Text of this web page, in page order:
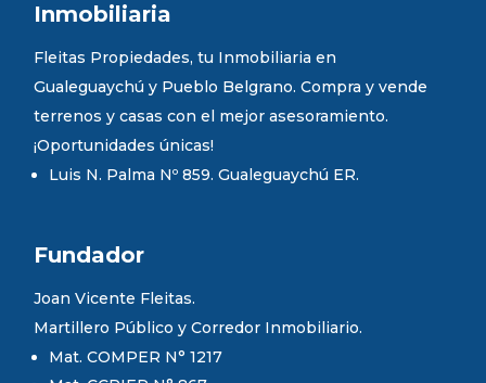
Inmobiliaria
Fleitas Propiedades, tu Inmobiliaria en
Gualeguaychú y Pueblo Belgrano. Compra y vende
terrenos y casas con el mejor asesoramiento.
¡Oportunidades únicas!
Luis N. Palma Nº 859. Gualeguaychú ER.
Fundador
Joan Vicente Fleitas.
Martillero Público y Corredor Inmobiliario.
Mat. COMPER N° 1217